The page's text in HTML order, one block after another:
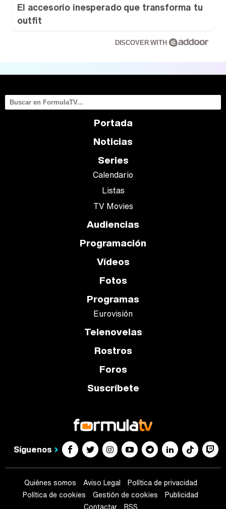
El accesorio inesperado que transforma tu
outfit
DISCOVER WITH
Portada
Noticias
Series
Calendario
Listas
TV Movies
Audiencias
Programación
Vídeos
Fotos
Programas
Eurovisión
Telenovelas
Rostros
Foros
Suscríbete
Síguenos
Quiénes somos Aviso Legal
Política de privacidad
Política de cookies
Gestión de cookies
Publicidad
Contactar
RSS